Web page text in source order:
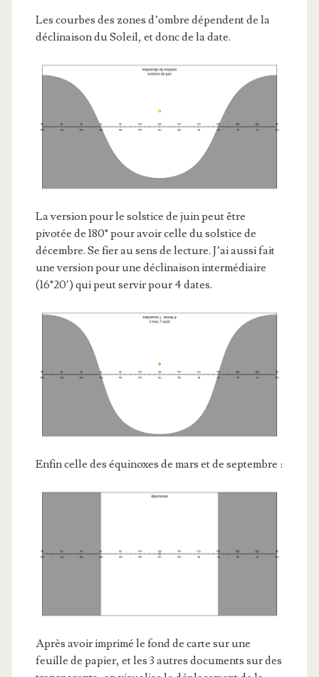
Les courbes des zones d’ombre dépendent de la
déclinaison du Soleil, et donc de la date.
La version pour le solstice de juin peut être
pivotée de 180° pour avoir celle du solstice de
décembre. Se fier au sens de lecture. J’ai aussi fait
une version pour une déclinaison intermédiaire
(16°20′) qui peut servir pour 4 dates.
Enfin celle des équinoxes de mars et de septembre :
Après avoir imprimé le fond de carte sur une
feuille de papier, et les 3 autres documents sur des